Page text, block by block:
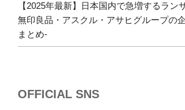
【2025年最新】日本国内で急増するラン
無印良品・アスクル・アサヒグループの
まとめ-
OFFICIAL SNS